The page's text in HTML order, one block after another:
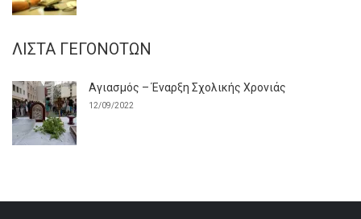
ΛΊΣΤΑ ΓΕΓΟΝΌΤΩΝ
Αγιασμός – Έναρξη Σχολικής Χρονιάς
12/09/2022